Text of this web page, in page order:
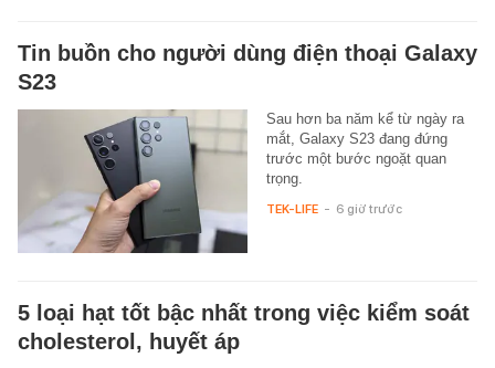
Tin buồn cho người dùng điện thoại Galaxy
S23
Sau hơn ba năm kể từ ngày ra
mắt, Galaxy S23 đang đứng
trước một bước ngoặt quan
trọng.
TEK-LIFE - 6 giờ trước
5 loại hạt tốt bậc nhất trong việc kiểm soát
cholesterol, huyết áp